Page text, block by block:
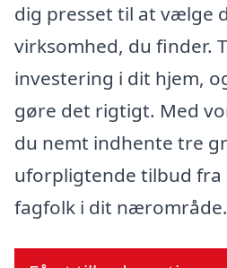
dig presset til at vælge
virksomhed, du finder.
investering i dit hjem,
gøre det rigtigt. Med
du nemt indhente tre
uforpligtende tilbud fra
fagfolk i dit nærområde.